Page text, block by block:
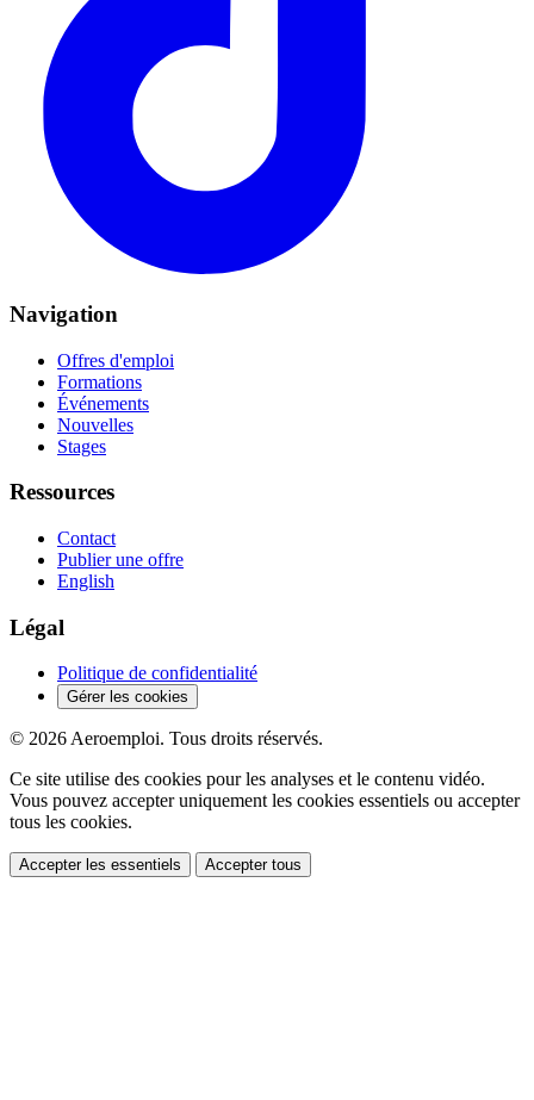
Navigation
Offres d'emploi
Formations
Événements
Nouvelles
Stages
Ressources
Contact
Publier une offre
English
Légal
Politique de confidentialité
Gérer les cookies
© 2026 Aeroemploi. Tous droits réservés.
Ce site utilise des cookies pour les analyses et le contenu vidéo.
Vous pouvez accepter uniquement les cookies essentiels ou accepter
tous les cookies.
Accepter les essentiels Accepter tous